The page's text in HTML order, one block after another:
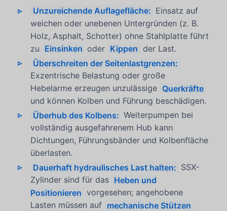
Unzureichende Auflagefläche: Einsatz auf
weichen oder unebenen Untergründen (z. B.
Holz, Asphalt, Schotter) ohne Stahlplatte führt
zu Einsinken oder Kippen der Last.
Überschreiten der Seitenlastgrenzen:
Exzentrische Belastung oder große
Hebelarme erzeugen unzulässige Querkräfte
und können Kolben und Führung beschädigen.
Überhub des Kolbens: Weiterpumpen bei
vollständig ausgefahrenem Hub kann
Dichtungen, Führungsbänder und Kolbenfläche
überlasten.
Dauerhaft hydraulisches Last halten: SSX-
Zylinder sind für das Heben und
Positionieren vorgesehen; angehobene
Lasten müssen auf mechanische Stützen